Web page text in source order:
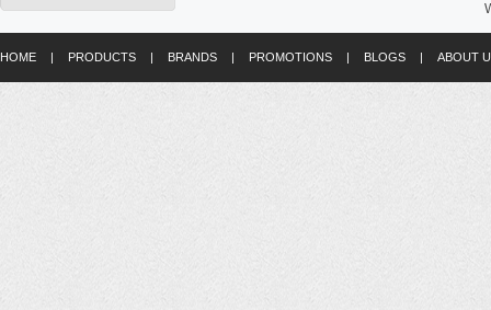
HOME | PRODUCTS | BRANDS | PROMOTIONS | BLOGS | ABOUT